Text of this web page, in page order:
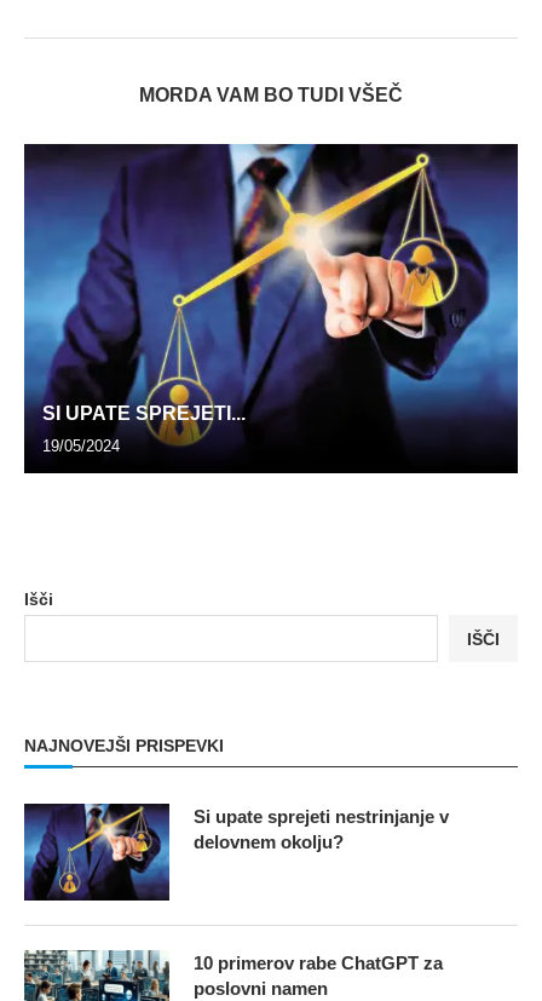
MORDA VAM BO TUDI VŠEČ
SI UPATE SPREJETI...
19/05/2024
Išči
IŠČI
NAJNOVEJŠI PRISPEVKI
Si upate sprejeti nestrinjanje v
delovnem okolju?
10 primerov rabe ChatGPT za
poslovni namen